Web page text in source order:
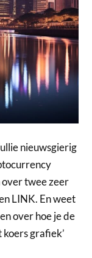
nieuwsgierig
twee zeer
LINK. En weet
over hoe je de
koers grafiek’